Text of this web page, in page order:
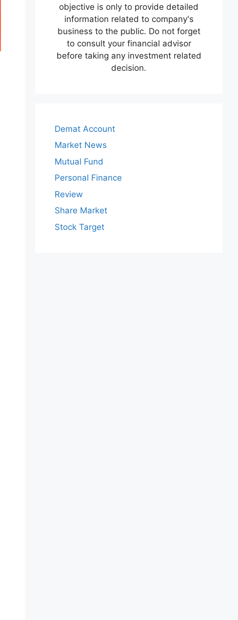
objective is only to provide detailed
information related to company's
business to the public. Do not forget
to consult your financial advisor
before taking any investment related
decision.
Demat Account
Market News
Mutual Fund
Personal Finance
Review
Share Market
Stock Target